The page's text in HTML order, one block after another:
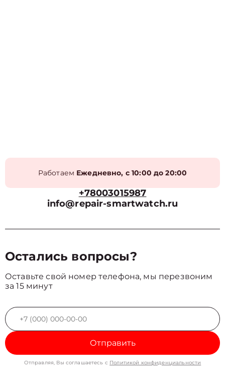
Работаем Ежедневно, с 10:00 до 20:00
+78003015987
info@repair-smartwatch.ru
Остались вопросы?
Оставьте свой номер телефона, мы перезвоним
за 15 минут
Отправить
Отправляя, Вы соглашаетесь с Политикой конфиденциальности